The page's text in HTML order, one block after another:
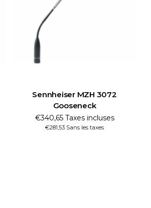
Sennheiser MZH 3072
Gooseneck
€340,65 Taxes incluses
€281,53 Sans les taxes